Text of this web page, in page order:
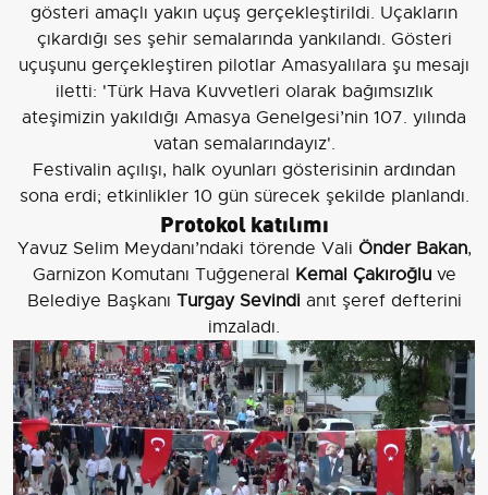
gösteri amaçlı yakın uçuş gerçekleştirildi. Uçakların
çıkardığı ses şehir semalarında yankılandı. Gösteri
uçuşunu gerçekleştiren pilotlar Amasyalılara şu mesajı
iletti: 'Türk Hava Kuvvetleri olarak bağımsızlık
ateşimizin yakıldığı Amasya Genelgesi’nin 107. yılında
vatan semalarındayız'.
Festivalin açılışı, halk oyunları gösterisinin ardından
sona erdi; etkinlikler 10 gün sürecek şekilde planlandı.
Protokol katılımı
Yavuz Selim Meydanı’ndaki törende Vali Önder Bakan,
Garnizon Komutanı Tuğgeneral Kemal Çakıroğluve
Belediye Başkanı Turgay Sevindianıt şeref defterini
imzaladı.